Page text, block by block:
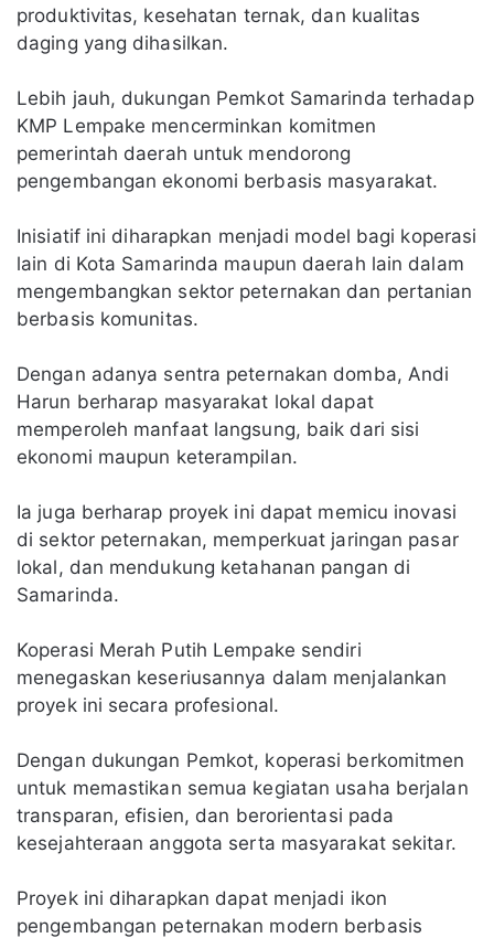
produktivitas, kesehatan ternak, dan kualitas
daging yang dihasilkan.
Lebih jauh, dukungan Pemkot Samarinda terhadap
KMP Lempake mencerminkan komitmen
pemerintah daerah untuk mendorong
pengembangan ekonomi berbasis masyarakat.
Inisiatif ini diharapkan menjadi model bagi koperasi
lain di Kota Samarinda maupun daerah lain dalam
mengembangkan sektor peternakan dan pertanian
berbasis komunitas.
Dengan adanya sentra peternakan domba, Andi
Harun berharap masyarakat lokal dapat
memperoleh manfaat langsung, baik dari sisi
ekonomi maupun keterampilan.
Ia juga berharap proyek ini dapat memicu inovasi
di sektor peternakan, memperkuat jaringan pasar
lokal, dan mendukung ketahanan pangan di
Samarinda.
Koperasi Merah Putih Lempake sendiri
menegaskan keseriusannya dalam menjalankan
proyek ini secara profesional.
Dengan dukungan Pemkot, koperasi berkomitmen
untuk memastikan semua kegiatan usaha berjalan
transparan, efisien, dan berorientasi pada
kesejahteraan anggota serta masyarakat sekitar.
Proyek ini diharapkan dapat menjadi ikon
pengembangan peternakan modern berbasis